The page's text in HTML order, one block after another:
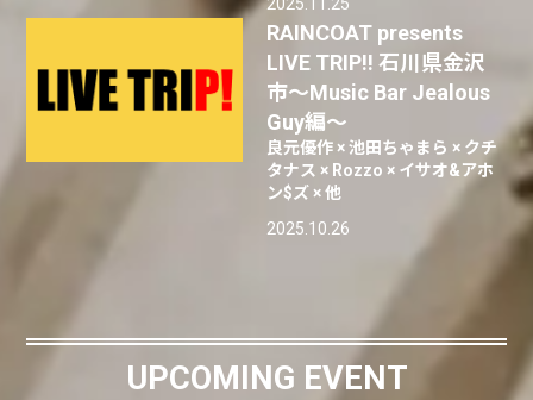
2025.11.25
RAINCOAT presents
LIVE TRIP!! 石川県金沢
市〜Music Bar Jealous
Guy編〜
良元優作 × 池田ちゃまら × クチ
タナス × Rozzo × イサオ&アホ
ン$ズ × 他
2025.10.26
UPCOMING EVENT